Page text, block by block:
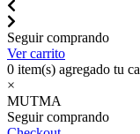
Seguir comprando
Ver carrito
0 item(s) agregado tu
×
MUTMA
Seguir comprando